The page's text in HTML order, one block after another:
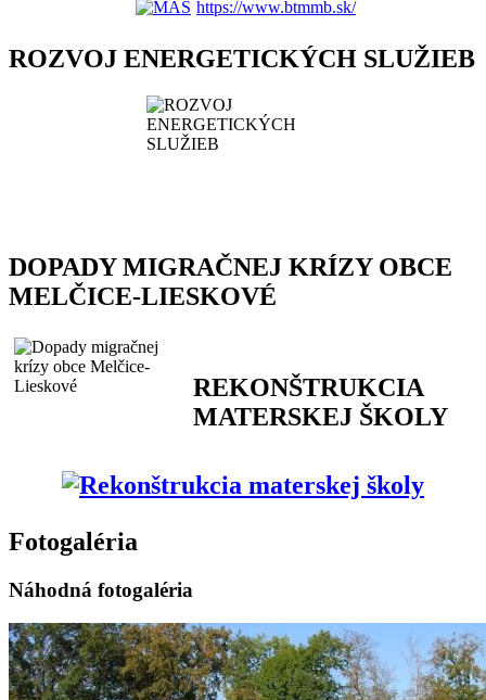
https://www.btmmb.sk/
ROZVOJ ENERGETICKÝCH SLUŽIEB
DOPADY MIGRAČNEJ KRÍZY OBCE
MELČICE-LIESKOVÉ
REKONŠTRUKCIA
MATERSKEJ ŠKOLY
Fotogaléria
Náhodná fotogaléria